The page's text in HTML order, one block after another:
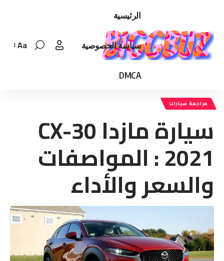
الرئيسية
سياسة الخصوصية
DMCA
Font
Aa
مراجعة سيارات
سيارة مازدا CX-30
2021 : المواصفات
والسعر والأداء